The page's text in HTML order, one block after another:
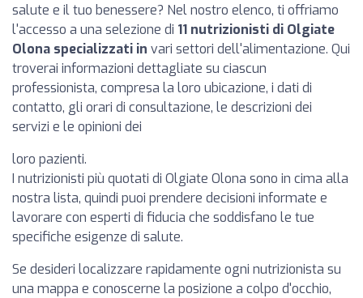
salute e il tuo benessere? Nel nostro elenco, ti offriamo
l'accesso a una selezione di 11 nutrizionisti di Olgiate
Olona specializzati in vari settori dell'alimentazione. Qui
troverai informazioni dettagliate su ciascun
professionista, compresa la loro ubicazione, i dati di
contatto, gli orari di consultazione, le descrizioni dei
servizi e le opinioni dei
loro pazienti.
I nutrizionisti più quotati di Olgiate Olona sono in cima alla
nostra lista, quindi puoi prendere decisioni informate e
lavorare con esperti di fiducia che soddisfano le tue
specifiche esigenze di salute.
Se desideri localizzare rapidamente ogni nutrizionista su
una mappa e conoscerne la posizione a colpo d'occhio,